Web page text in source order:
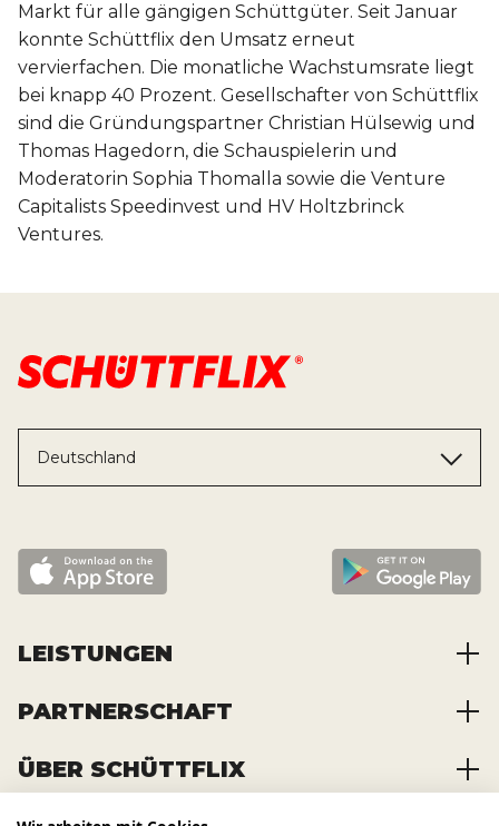
Markt für alle gängigen Schüttgüter. Seit Januar
konnte Schüttflix den Umsatz erneut
vervierfachen. Die monatliche Wachstumsrate liegt
bei knapp 40 Prozent. Gesellschafter von Schüttflix
sind die Gründungspartner Christian Hülsewig und
Thomas Hagedorn, die Schauspielerin und
Moderatorin Sophia Thomalla sowie die Venture
Capitalists Speedinvest und HV Holtzbrinck
Ventures.
Deutschland
LEISTUNGEN
Baustoffe kaufen
Container mieten
PARTNERSCHAFT
Zusammenarbeit
ÜBER SCHÜTTFLIX